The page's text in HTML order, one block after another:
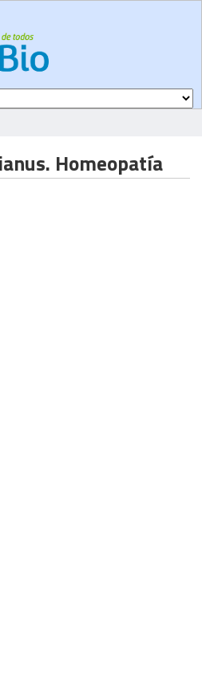
Homeopatía